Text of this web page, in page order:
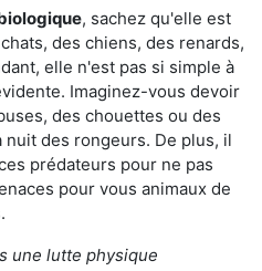
, sachez qu'elle est
des chiens, des renards,
elle n'est pas si simple à
Imaginez-vous devoir
des chouettes ou des
des rongeurs. De plus, il
prédateurs pour ne pas
pour vous animaux de
une lutte physique